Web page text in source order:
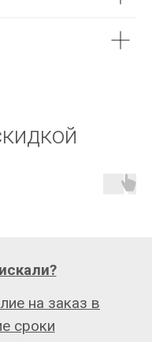
на заказ в
сроки